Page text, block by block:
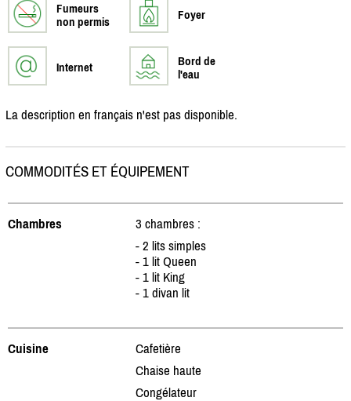
Fumeurs
non permis
Foyer
Internet
Bord de
l'eau
La description en français n'est pas disponible.
COMMODITÉS ET ÉQUIPEMENT
Chambres
3 chambres :
- 2 lits simples
- 1 lit Queen
- 1 lit King
- 1 divan lit
Cuisine
Cafetière
Chaise haute
Congélateur